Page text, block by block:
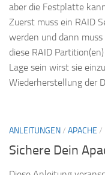
aber die Festplatte
Zuerst muss ein RAID
werden und dann
diese RAID
Lage sein wirst sie
Wiederherstellung der
ANLEITUNGEN/ APACHE /
Sichere Dein